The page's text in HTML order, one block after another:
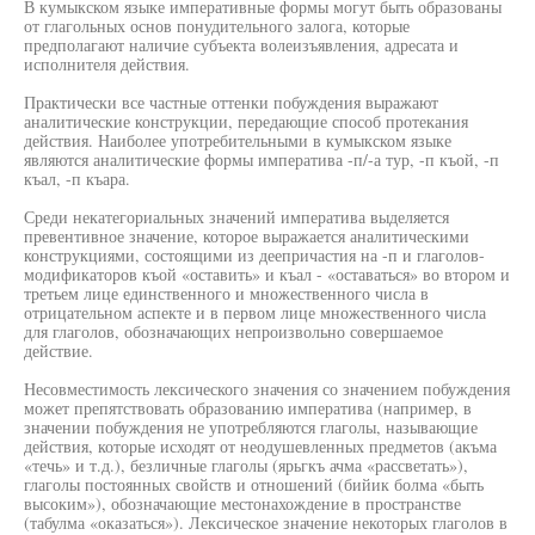
В кумыкском языке императивные формы могут быть образованы
от глагольных основ понудительного залога, которые
предполагают наличие субъекта волеизъявления, адресата и
исполнителя действия.
Практически все частные оттенки побуждения выражают
аналитические конструкции, передающие способ протекания
действия. Наиболее употребительными в кумыкском языке
являются аналитические формы императива -п/-а тур, -п къой, -п
къал, -п къара.
Среди некатегориальных значений императива выделяется
превентивное значение, которое выражается аналитическими
конструкциями, состоящими из деепричастия на -п и глаголов-
модификаторов къой «оставить» и къал - «оставаться» во втором и
третьем лице единственного и множественного числа в
отрицательном аспекте и в первом лице множественного числа
для глаголов, обозначающих непроизвольно совершаемое
действие.
Несовместимость лексического значения со значением побуждения
может препятствовать образованию императива (например, в
значении побуждения не употребляются глаголы, называющие
действия, которые исходят от неодушевленных предметов (акъма
«течь» и т.д.), безличные глаголы (ярьгкъ ачма «рассветать»),
глаголы постоянных свойств и отношений (бийик болма «быть
высоким»), обозначающие местонахождение в пространстве
(табулма «оказаться»). Лексическое значение некоторых глаголов в